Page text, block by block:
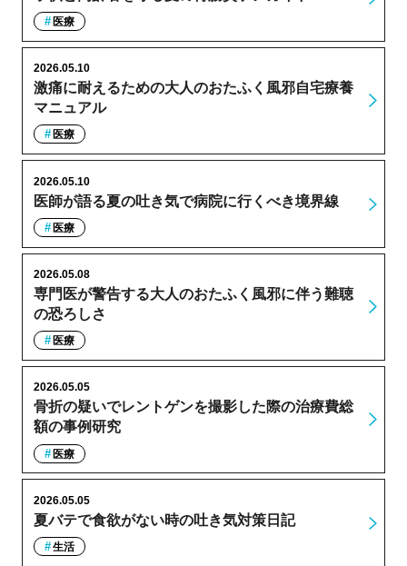
医療
激痛に耐えるための大人のおたふく風邪自宅療養
マニュアル
2026.05.10
医療
医師が語る夏の吐き気で病院に行くべき境界線
2026.05.10
医療
専門医が警告する大人のおたふく風邪に伴う難聴
の恐ろしさ
2026.05.08
医療
骨折の疑いでレントゲンを撮影した際の治療費総
額の事例研究
2026.05.05
医療
夏バテで食欲がない時の吐き気対策日記
2026.05.05
生活